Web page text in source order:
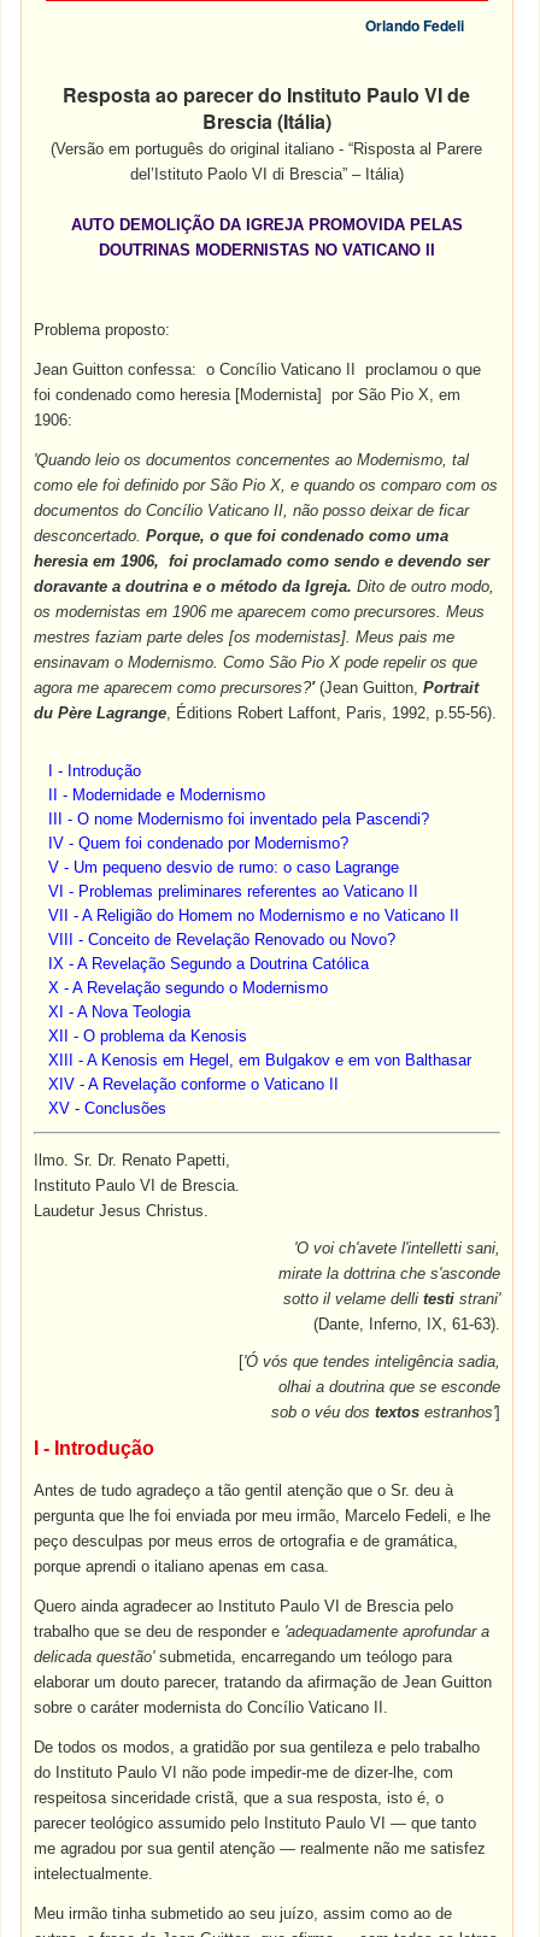
Orlando Fedeli
Resposta ao parecer do Instituto Paulo VI de
Brescia (Itália)
(Versão em português do original italiano - “Risposta al Parere
del’Istituto Paolo VI di Brescia” – Itália)
AUTO DEMOLIÇÃO DA IGREJAPROMOVIDA PELAS
DOUTRINAS MODERNISTAS NO VATICANO II
Problema proposto:
Jean Guitton confessa: o Concílio Vaticano II proclamou o que
foi condenado como heresia [Modernista] por São Pio X, em
1906:
'Quando leio os documentos concernentes ao Modernismo, tal
como ele foi definido por São Pio X, e quando os comparo com os
documentos do Concílio Vaticano II, não posso deixar de ficar
desconcertado. Porque, o que foi condenado como uma
heresia em 1906, foi proclamado como sendo e devendo ser
doravante a doutrina e o método da Igreja. Dito de outro modo,
os modernistas em 1906 me aparecem como precursores. Meus
mestres faziam parte deles [os modernistas]. Meus pais me
ensinavam o Modernismo. Como São Pio X pode repelir os que
agora me aparecem como precursores?'(Jean Guitton, Portrait
du Père Lagrange, Éditions Robert Laffont, Paris, 1992, p.55-56).
I - Introdução
II - Modernidade e Modernismo
III -O nome Modernismo foi inventado pela Pascendi?
IV - Quem foi condenado por Modernismo?
V - Um pequeno desvio de rumo: o caso Lagrange
VI - Problemas preliminares referentes ao Vaticano II
VII - A Religião do Homem no Modernismo e no Vaticano II
VIII - Conceito de Revelação Renovado ou Novo?
IX - A Revelação Segundo a Doutrina Católica
X - A Revelação segundo o Modernismo
XI - A Nova Teologia
XII - O problema da Kenosis
XIII - A Kenosis em Hegel, em Bulgakov e em von Balthasar
XIV - A Revelação conforme o Vaticano II
XV - Conclusões
Ilmo. Sr. Dr. Renato Papetti,
Instituto Paulo VI de Brescia.
Laudetur Jesus Christus.
'O voi ch'avete l'intelletti sani,
mirate la dottrina che s'asconde
sotto il velame delli testistrani'
(Dante, Inferno, IX, 61-63).
['Ó vós que tendes inteligência sadia,
olhai a doutrina que se esconde
sob o véu dos textosestranhos']
I - Introdução
Antes de tudo agradeço a tão gentil atenção que o Sr. deu à
pergunta que lhe foi enviada por meu irmão, Marcelo Fedeli, e lhe
peço desculpas por meus erros de ortografia e de gramática,
porque aprendi o italiano apenas em casa.
Quero ainda agradecer ao Instituto Paulo VI de Brescia pelo
trabalho que se deu de responder e 'adequadamente aprofundar a
delicada questão' submetida, encarregando um teólogo para
elaborar um douto parecer, tratando da afirmação de Jean Guitton
sobre o caráter modernista do Concílio Vaticano II.
De todos os modos, a gratidão por sua gentileza e pelo trabalho
do Instituto Paulo VI não pode impedir-me de dizer-lhe, com
respeitosa sinceridade cristã, que a sua resposta, isto é, o
parecer teológico assumido pelo Instituto Paulo VI — que tanto
me agradou por sua gentil atenção — realmente não me satisfez
intelectualmente.
Meu irmão tinha submetido ao seu juízo, assim como ao de